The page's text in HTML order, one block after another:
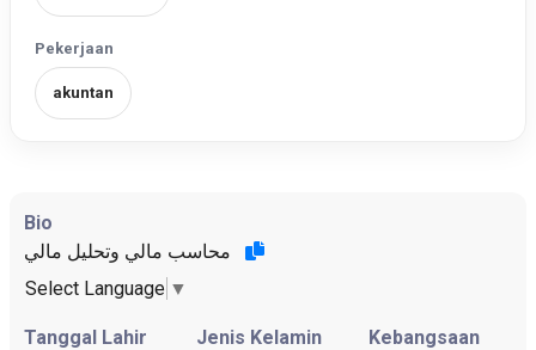
Pekerjaan
akuntan
Bio
Select Language ▼
Tanggal Lahir Jenis Kelamin Kebangsaan